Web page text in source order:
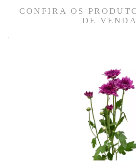
CONFIRA OS
DE